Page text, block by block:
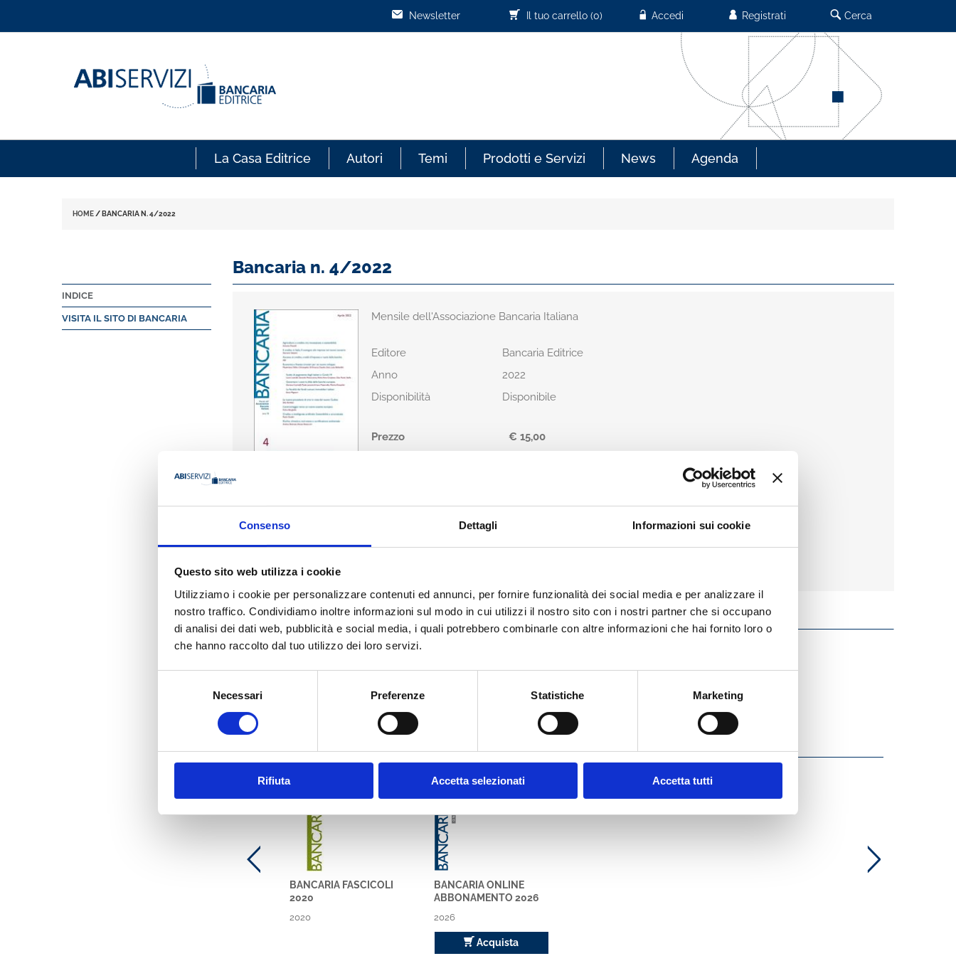
Consenso Dettagli Informazioni sui cookie
Questo sito web utilizza i cookie
Utilizziamo i cookie per personalizzare contenuti ed annunci, per fornire funzionalità dei social media e per analizzare il
nostro traffico. Condividiamo inoltre informazioni sul modo in cui utilizzi il nostro sito con i nostri partner che si occupano
di analisi dei dati web, pubblicità e social media, i quali potrebbero combinarle con altre informazioni che hai fornito loro o
che hanno raccolto dal tuo utilizzo dei loro servizi.
Necessari Preferenze Statistiche Marketing
Rifiuta Accetta selezionati Accetta tutti
Cerca
Registrati
Accedi
Il tuo carrello (0)
Newsletter
La Casa Editrice Autori Temi Prodotti e Servizi News Agenda
HOME / BANCARIA N. 4/2022
INDICE
VISITA IL SITO DI BANCARIA
Bancaria n. 4/2022
Mensile dell'Associazione Bancaria Italiana
Editore
Bancaria Editrice
Anno
2022
Disponibilità
Disponibile
Prezzo
€ 15,00
Acquista
Condividi
Indice
Ti potrebbe interessare anche
Bancaria
BANCARIA ONLINE
ABBONAMENTO 2026
2026
Acquista
BANCARIA FASCICOLI
2020
2020